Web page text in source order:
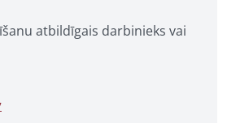
atbildīgais darbinieks vai